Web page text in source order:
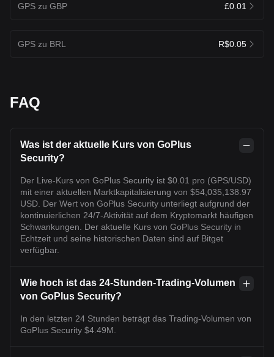
GPS zu GBP £0.01
GPS zu BRL R$0.05
FAQ
Was ist der aktuelle Kurs von GoPlus
Security?
Der Live-Kurs von GoPlus Security ist $0.01 pro (GPS/USD)
mit einer aktuellen Marktkapitalisierung von $54,035,138.97
USD. Der Wert von GoPlus Security unterliegt aufgrund der
kontinuierlichen 24/7-Aktivität auf dem Kryptomarkt häufigen
Schwankungen. Der aktuelle Kurs von GoPlus Security in
Echtzeit und seine historischen Daten sind auf Bitget
verfügbar.
Wie hoch ist das 24-Stunden-Trading-Volumen
von GoPlus Security?
In den letzten 24 Stunden beträgt das Trading-Volumen von
GoPlus Security $4.49M.